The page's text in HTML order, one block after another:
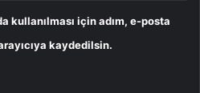
kullanılması için adım, e-posta
kaydedilsin.